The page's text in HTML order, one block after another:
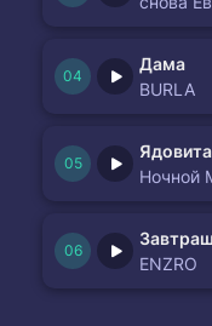
Дама
BURLA
Ночной
ENZRO